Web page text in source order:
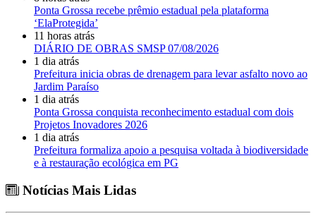
Ponta Grossa recebe prêmio estadual pela plataforma
‘ElaProtegida’
11 horas atrás
DIÁRIO DE OBRAS SMSP 07/08/2026
1 dia atrás
Prefeitura inicia obras de drenagem para levar asfalto novo ao
Jardim Paraíso
1 dia atrás
Ponta Grossa conquista reconhecimento estadual com dois
Projetos Inovadores 2026
1 dia atrás
Prefeitura formaliza apoio a pesquisa voltada à biodiversidade
e à restauração ecológica em PG
Notícias Mais Lidas